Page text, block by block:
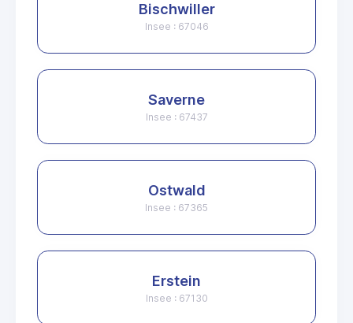
Bischwiller
Insee : 67046
Saverne
Insee : 67437
Ostwald
Insee : 67365
Erstein
Insee : 67130